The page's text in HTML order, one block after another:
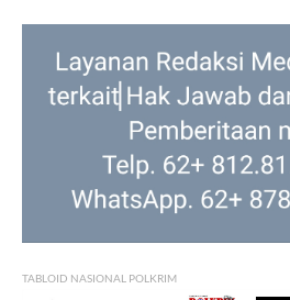
TABLOID NASIONAL POLKRIM